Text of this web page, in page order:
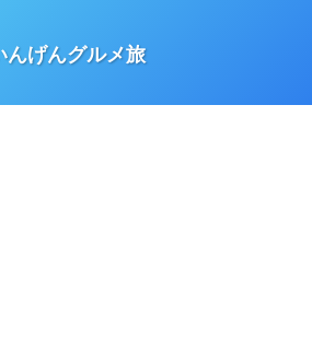
んげんグルメ旅